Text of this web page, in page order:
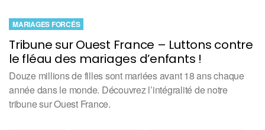
Tribune sur Ouest France – Luttons contre
le fléau des mariages d’enfants !
MARIAGES FORCÉS
Douze millions de filles sont mariées avant 18 ans chaque
année dans le monde. Découvrez l’intégralité de notre
tribune sur Ouest France.